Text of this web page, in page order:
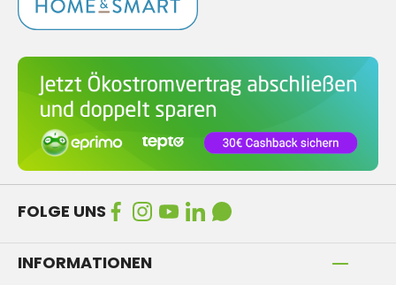
FOLGE UNS
INFORMATIONEN